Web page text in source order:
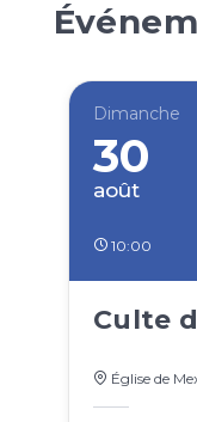
Dimanche
30
août
10:00
Culte
Église de